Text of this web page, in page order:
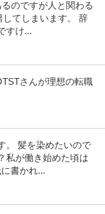
のですが人と関わる
てしまいます。 辞
すけ...
さんが理想の転職
。 髪を染めたいので
私が働き始めた頃は
書かれ...